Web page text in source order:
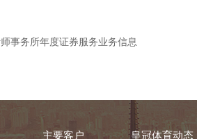
事务所年度证券服务业务信息
主要客户 皇冠体育动态